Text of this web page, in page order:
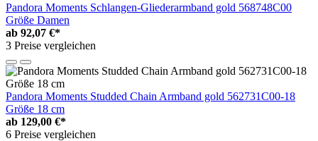
Pandora Moments Schlangen-Gliederarmband gold 568748C00
Größe Damen
ab 92,07 €*
3 Preise vergleichen
Pandora Moments Studded Chain Armband gold 562731C00-18
Größe 18 cm
ab 129,00 €*
6 Preise vergleichen